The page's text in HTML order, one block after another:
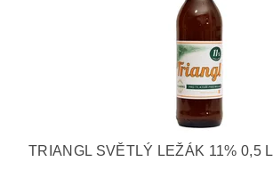
TRIANGL SVĚTLÝ LEŽÁK 11% 0,5 L